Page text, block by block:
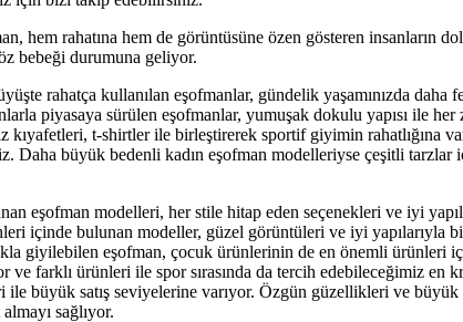
hem rahatına hem de görüntüsüne özen gösteren insanların
bebeği durumuna geliyor.
rahatça kullanılan eşofmanlar, gündelik yaşamınızda
piyasaya sürülen eşofmanlar, yumuşak dokulu yapısı ile her
kıyafetleri, t-shirtler ile birleştirerek sportif giyimin rahatlığına
Daha büyük bedenli kadın eşofman modelleriyse çeşitli
eşofman modelleri, her stile hitap eden seçenekleri ve iyi
içinde bulunan modeller, güzel görüntüleri ve iyi yapılarıyla
giyilebilen eşofman, çocuk ürünlerinin de en önemli
ve farklı ürünleri ile spor sırasında da tercih edebileceğimiz
büyük satış seviyelerine varıyor. Özgün güzellikleri ve
sağlıyor.